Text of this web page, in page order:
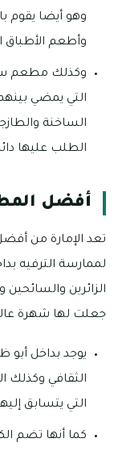
وأطعم الأطباق
وكذلك مطعم
التي يمضي
الساخنة
الطلب عليها
أفضل
تعد الإمارة من
لممارسة الترفيه
الزائرين
جعلت لها شهرة
يوجد بداخل أبو
الثقافي وكذلك
التي يتسابق
كما أنها تضم